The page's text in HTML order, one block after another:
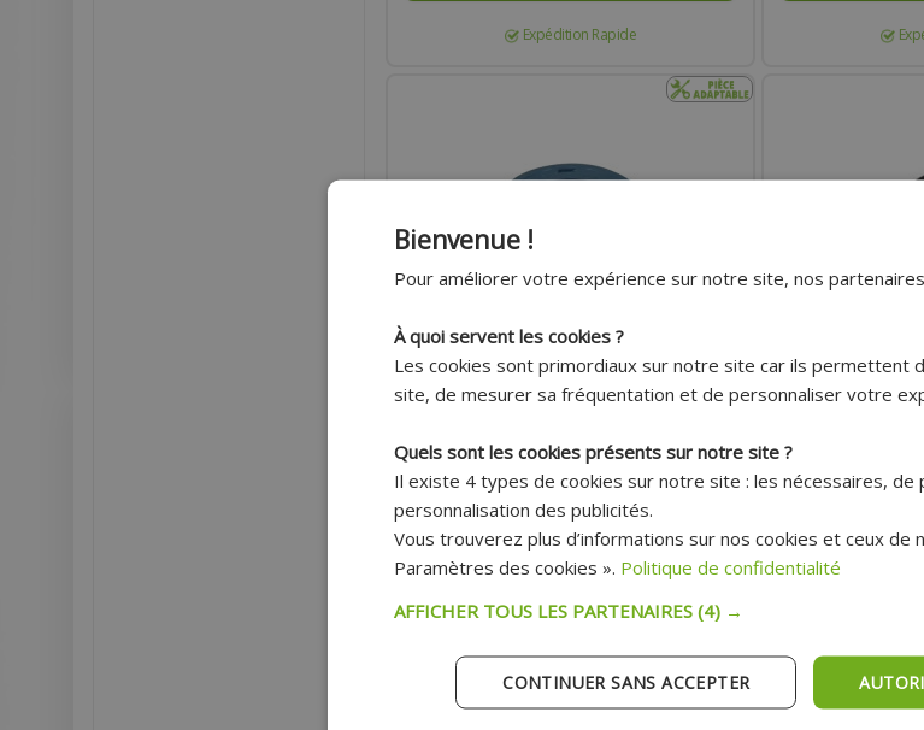
Expédition Rapide
Livraison 7.95€
Offerte dès
JOINT SPI BA TOP PERFORMANCES POUR KIT DE
RÉPARATION POMPE À EAU (RÉF 00788) SCOOTER
MINARELLI 50 (TYPE ORIGINE)
Prix :4.90 €
JOINT SPI CARTER
POUR SCOOTER
Bienvenue !
Pour améliorer votre expérience sur notre site, nos
À quoi servent les cookies ?
Les cookies sont primordiaux sur notre site car ils permettent
site, de mesurer sa fréquentation et de personnaliser votre
Quels sont les cookies présents sur notre site ?
Il existe 4 types de cookies sur notre site : les nécessaires,
personnalisation des publicités.
Vous trouverez plus d’informations sur nos cookies et ceux de
Paramètres des cookies ». Politique de confidentialité
AFFICHER TOUS LES PARTENAIRES (4) →
CONTINUER SANS ACCEPTER